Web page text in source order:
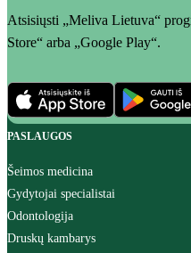
Atsisiųsti „Meliva Lietuva“
Store“ arba „Google Play“.
PASLAUGOS
Šeimos medicina
Gydytojai specialistai
Odontologija
Druskų kambarys